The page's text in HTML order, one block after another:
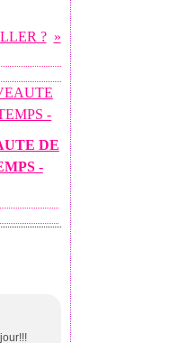
?
DE
-